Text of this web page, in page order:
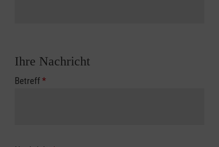
Ihre Nachricht
Betreff*